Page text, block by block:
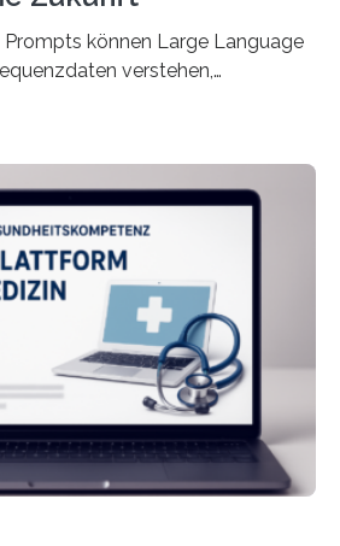
Prompts können Large Language
verstehen,
ehemals an der Ruhr-
Ruhr-Universität Bochum in
Schnittstelle, über die
in Echtzeit an das Sprachmodell
Die Künstliche Intelligenz
Sprache des Körpers
keinen bewussten
eröffnet…